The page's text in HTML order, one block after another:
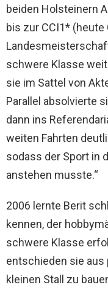
beiden Holsteinern
bis zur CCI1*
schwere Klasse
sie im Sattel von
Parallel absolvierte
dann ins
weiten Fahrten
sodass der Sport in
anstehen musste.“
2006 lernte Berit
kennen, der
schwere Klasse
entschieden sie aus
kleinen Stall zu